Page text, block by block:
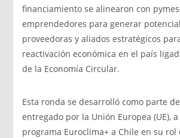
financiamiento se alinearon con
emprendedores para generar
proveedoras y aliados estratégicos
reactivación económica en el país
de la Economía Circular.
Esta ronda se desarrolló como parte
entregado por la Unión Europea (UE),
programa Euroclima+ a Chile en su rol